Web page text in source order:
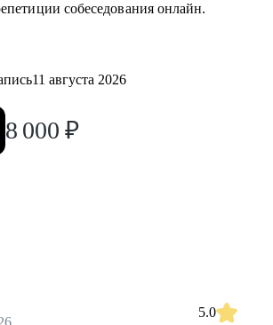
собеседования онлайн.
11 августа 2026
8 000 ₽
5.0